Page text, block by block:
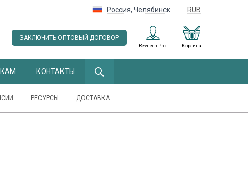
Россия, Челябинск RUB
Корзина
Revitech Pro
ЗАКЛЮЧИТЬ ОПТОВЫЙ ДОГОВОР
КОНТАКТЫ
РЕСУРСЫ ДОСТАВКА